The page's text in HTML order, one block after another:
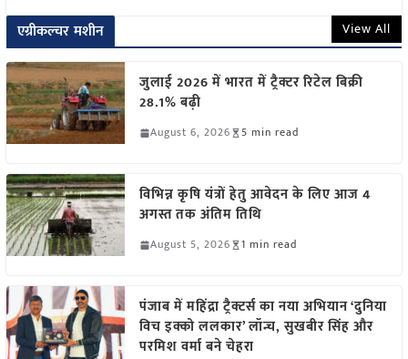
एग्रीकल्चर मशीन View All
जुलाई 2026 में भारत में ट्रैक्टर रिटेल बिक्री
28.1% बढ़ी
August 6, 2026 5 min read
विभिन्न कृषि यंत्रों हेतु आवेदन के लिए आज 4
अगस्त तक अंतिम तिथि
August 5, 2026 1 min read
पंजाब में महिंद्रा ट्रैक्टर्स का नया अभियान ‘दुनिया
विच इक्को ललकार’ लॉन्च, सुखबीर सिंह और
परमिश वर्मा बने चेहरा